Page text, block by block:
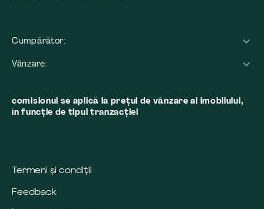
Cumpărător:
Vânzare:
comisionul se aplică la preţul de vânzare al imobilului,
în funcţie de tipul tranzacţiei
Termeni și condiții
Feedback